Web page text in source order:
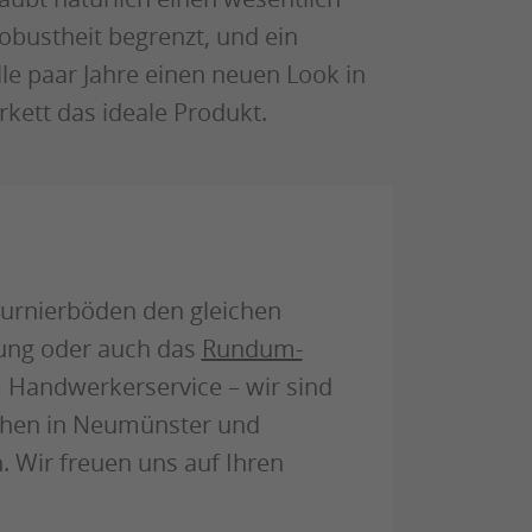
begrenzt, und ein
paar Jahre einen neuen Look in
das ideale Produkt.
den gleichen
oder auch das Rundum-
– wir sind
in Neumünster und
Wir freuen uns auf Ihren